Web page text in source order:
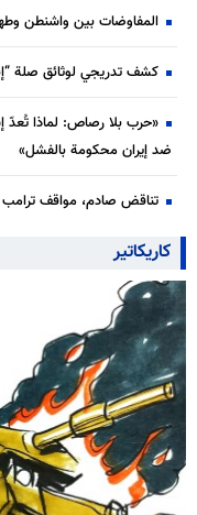
المفاوضات بين واشنطن
كشف تدريجي لوثائق صلة
«حرب بلا رصاص: لماذا تُعدّ
ضد إيران محكومة بالفشل»
تناقض صادم، مواقف ترامب
كاريكاتير